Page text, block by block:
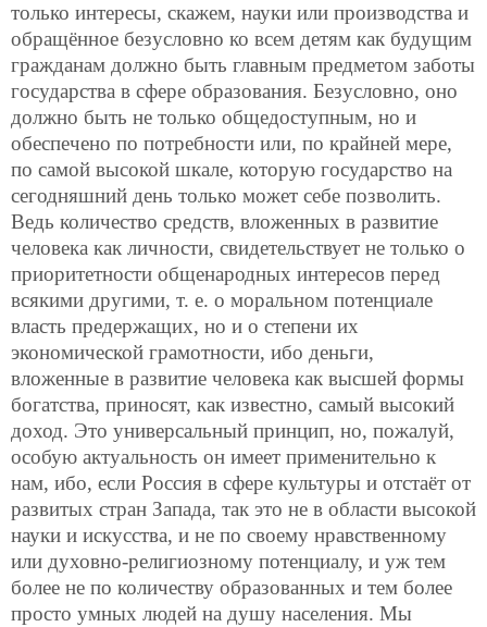
только интересы, скажем, науки или производства и
обращённое безусловно ко всем детям как будущим
гражданам должно быть главным предметом заботы
государства в сфере образования. Безусловно, оно
должно быть не только общедоступным, но и
обеспечено по потребности или, по крайней мере,
по самой высокой шкале, которую государство на
сегодняшний день только может себе позволить.
Ведь количество средств, вложенных в развитие
человека как личности, свидетельствует не только о
приоритетности общенародных интересов перед
всякими другими, т. е. о моральном потенциале
власть предержащих, но и о степени их
экономической грамотности, ибо деньги,
вложенные в развитие человека как высшей формы
богатства, приносят, как известно, самый высокий
доход. Это универсальный принцип, но, пожалуй,
особую актуальность он имеет применительно к
нам, ибо, если Россия в сфере культуры и отстаёт от
развитых стран Запада, так это не в области высокой
науки и искусства, и не по своему нравственному
или духовно-религиозному потенциалу, и уж тем
более не по количеству образованных и тем более
просто умных людей на душу населения. Мы